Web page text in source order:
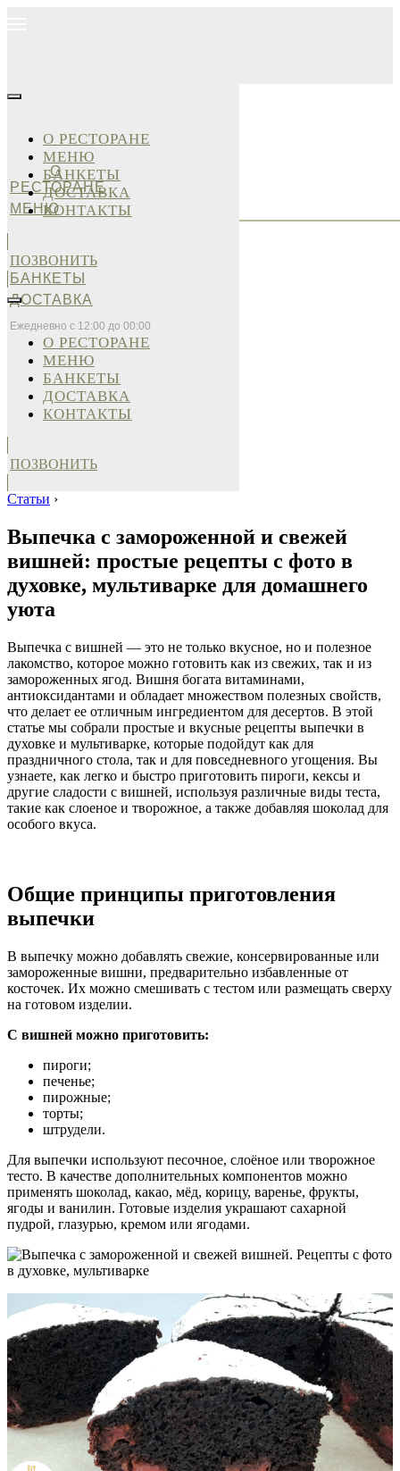
О
РЕСТОРАНЕ
МЕНЮ
БАНКЕТЫ
ДОСТАВКА
Ежедневно с 12:00 до 00:00
О РЕСТОРАНЕ
МЕНЮ
БАНКЕТЫ
ДОСТАВКА
КОНТАКТЫ
ПОЗВОНИТЬ
О РЕСТОРАНЕ
МЕНЮ
БАНКЕТЫ
ДОСТАВКА
КОНТАКТЫ
ПОЗВОНИТЬ
Статьи ›
Выпечка с замороженной и свежей
вишней: простые рецепты с фото в
духовке, мультиварке для домашнего
уюта
Выпечка с вишней — это не только вкусное, но и полезное
лакомство, которое можно готовить как из свежих, так и из
замороженных ягод. Вишня богата витаминами,
антиоксидантами и обладает множеством полезных свойств,
что делает ее отличным ингредиентом для десертов. В этой
статье мы собрали простые и вкусные рецепты выпечки в
духовке и мультиварке, которые подойдут как для
праздничного стола, так и для повседневного угощения. Вы
узнаете, как легко и быстро приготовить пироги, кексы и
другие сладости с вишней, используя различные виды теста,
такие как слоеное и творожное, а также добавляя шоколад для
особого вкуса.
Общие принципы приготовления
выпечки
В выпечку можно добавлять свежие, консервированные или
замороженные вишни, предварительно избавленные от
косточек. Их можно смешивать с тестом или размещать сверху
на готовом изделии.
С вишней можно приготовить:
пироги;
печенье;
пирожные;
торты;
штрудели.
Для выпечки используют песочное, слоёное или творожное
тесто. В качестве дополнительных компонентов можно
применять шоколад, какао, мёд, корицу, варенье, фрукты,
ягоды и ванилин. Готовые изделия украшают сахарной
пудрой, глазурью, кремом или ягодами.